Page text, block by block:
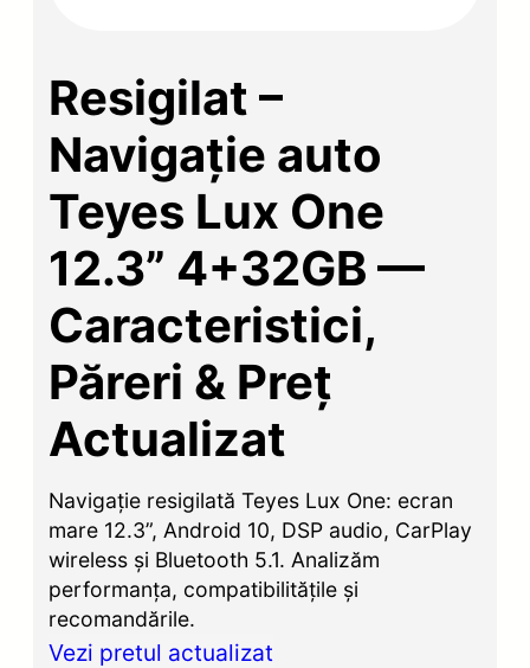
Resigilat –
Navigație auto
Teyes Lux One
12.3” 4+32GB —
Caracteristici,
Păreri & Preț
Actualizat
Navigație resigilată Teyes Lux One: ecran
mare 12.3”, Android 10, DSP audio, CarPlay
wireless și Bluetooth 5.1. Analizăm
performanța, compatibilitățile și
recomandările.
Vezi pretul actualizat